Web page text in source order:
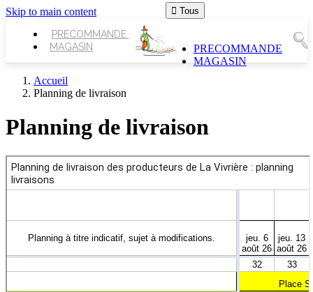
Skip to main content
PRECOMMANDE
MAGASIN
 Tous
PRECOMMANDE
MAGASIN
Accueil
Planning de livraison
Planning de livraison